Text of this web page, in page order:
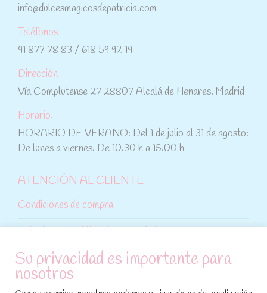
info@dulcesmagicosdepatricia.com
Teléfonos
91 877 78 83 / 618 59 92 19
Dirección
Vía Complutense 27 28807 Alcalá de Henares. Madrid
Horario:
HORARIO DE VERANO: Del 1 de julio al 31 de agosto:
De lunes a viernes: De 10:30 h a 15:00 h
ATENCIÓN AL CLIENTE
Condiciones de compra
Política de cookies
Su privacidad es importante para
nosotros